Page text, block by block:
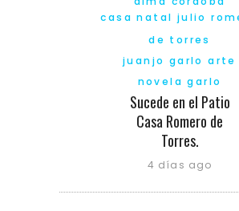
casa natal julio
de torres
juanjo garlo arte
novela garlo
Sucede en el Patio
Casa Romero de
Torres.
4 días ago